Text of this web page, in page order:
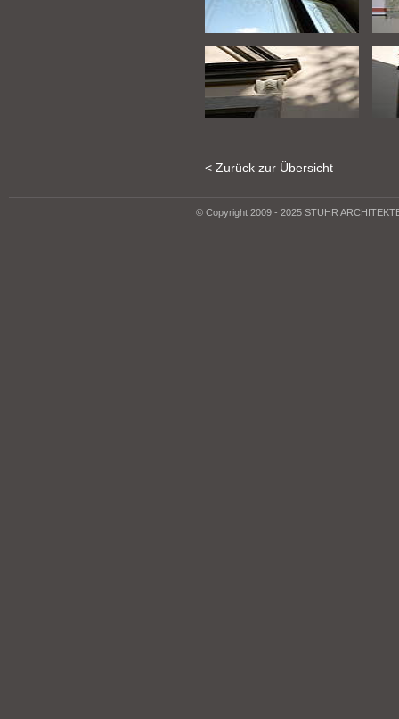
< Zurück zur Übersicht
© Copyright 2009 - 2025 STUHR